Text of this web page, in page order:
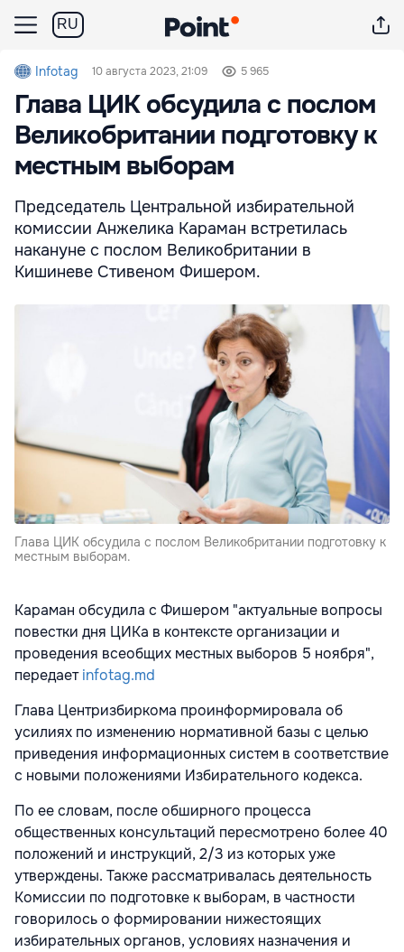
RU
Infotag 10 августа 2023, 21:09 5 965
Глава ЦИК обсудила с послом
Великобритании подготовку к
местным выборам
Председатель Центральной избирательной
комиссии Анжелика Караман встретилась
накануне с послом Великобритании в
Кишиневе Стивеном Фишером.
Глава ЦИК обсудила с послом Великобритании подготовку к
местным выборам.
Караман обсудила с Фишером "актуальные вопросы
повестки дня ЦИКа в контексте организации и
проведения всеобщих местных выборов 5 ноября",
передаетinfotag.md
Глава Центризбиркома проинформировала об
усилиях по изменению нормативной базы с целью
приведения информационных систем в соответствие
с новыми положениями Избирательного кодекса.
По ее словам, после обширного процесса
общественных консультаций пересмотрено более 40
положений и инструкций, 2/3 из которых уже
утверждены. Также рассматривалась деятельность
Комиссии по подготовке к выборам, в частности
говорилось о формировании нижестоящих
избирательных органов, условиях назначения и